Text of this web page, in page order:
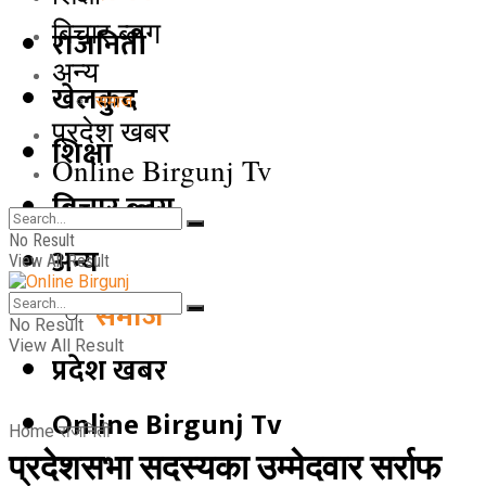
राजनिती
खेलकुद
शिक्षा
बिचार ब्लग
अन्य
समाज
प्रदेश खबर
Online Birgunj Tv
बिचार ब्लग
अन्य
समाज
प्रदेश खबर
Online Birgunj Tv
No Result
View All Result
No Result
View All Result
Home राजनिती
प्रदेशसभा सदस्यका उम्मेदवार सर्राफ